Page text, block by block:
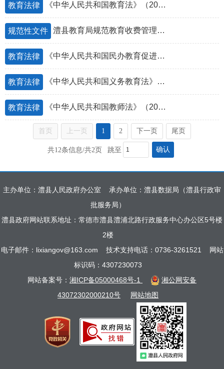
教育法律 《中华人民共和国教育法》（2021）
规范性文件 澧县教育局规范教育收费管理规定
教育法律 《中华人民共和国民办教育促进法》（2018）
教育法律 《中华人民共和国义务教育法》（2018）
教育法律 《中华人民共和国教师法》（2009）
首页 上一页 1 2 下一页 尾页
共12条信息/共2页 跳至 确认
主办单位：澧县人民政府办公室
承办单位：澧县数据局（澧县行政审
批服务局）
澧县政府网站联系地址：常德市澧县澧浦北路行政服务中心办公区5号楼
2楼
电子邮件：lixiangov@163.com
技术支持电话：0736-3261521
网站
标识码：4307230073
网站备案号： 湘ICP备05000468号-1
湘公网安备
43072302000210号
网站地图